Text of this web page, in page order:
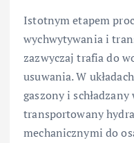
Istotnym etapem
wychwytywania i
zazwyczaj trafia do
usuwania. W
gaszony i
transportowany
mechanicznymi do